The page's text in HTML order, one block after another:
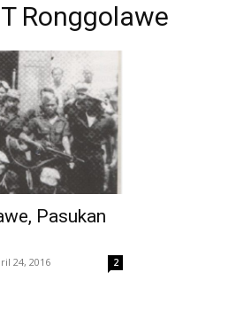
Ronggolawe
Pasukan
24, 2016 2